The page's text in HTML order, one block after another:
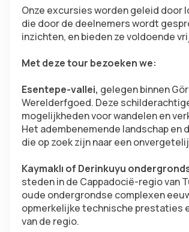
Onze excursies worden geleid door
die door de deelnemers wordt
inzichten, en bieden ze voldoende
Met deze tour bezoeken we:
Esentepe-vallei, gelegen binnen
Werelderfgoed. Deze
mogelijkheden voor wandelen en
Het adembenemende landschap
die op zoek zijn naar een
Kaymaklı of Derinkuyu
steden in de Cappadocië-regio van
oude ondergrondse complexen
opmerkelijke technische prestaties
van de regio.